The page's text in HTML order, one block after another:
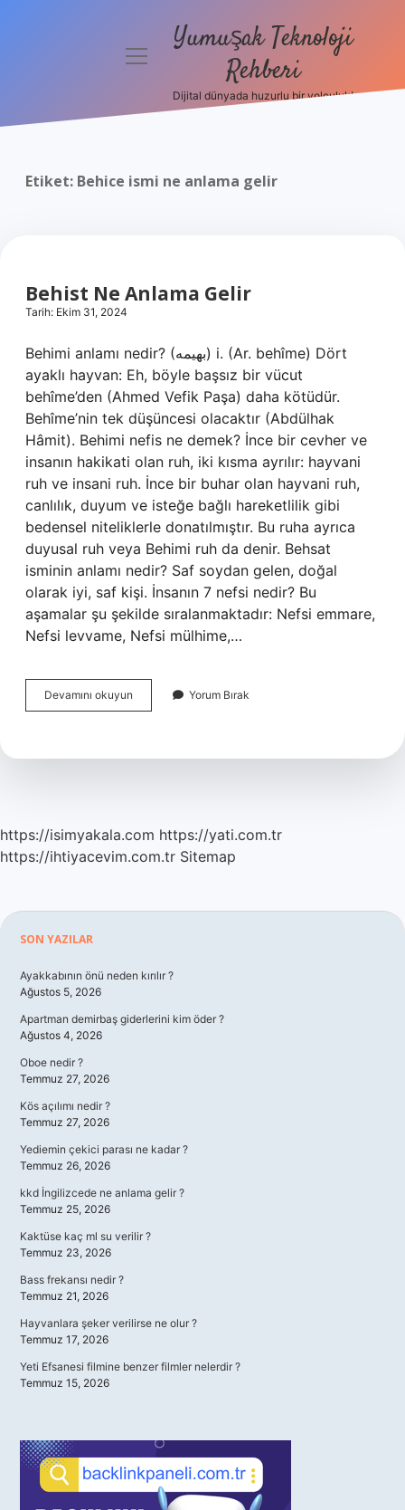
Politikası
menüyüYumuşak Teknoloji
Rehberi
Dijital dünyada huzurlu bir yolculuk!
Etiket: Behice ismi ne anlama gelir
Behist Ne Anlama Gelir
Tarih: Ekim 31, 2024
Behimi anlamı nedir? (ﺑﻬﻴﻤﻪ) i. (Ar. behîme) Dört
ayaklı hayvan: Eh, böyle başsız bir vücut
behîme’den (Ahmed Vefik Paşa) daha kötüdür.
Behîme’nin tek düşüncesi olacaktır (Abdülhak
Hâmit). Behimi nefis ne demek? İnce bir cevher ve
insanın hakikati olan ruh, iki kısma ayrılır: hayvani
ruh ve insani ruh. İnce bir buhar olan hayvani ruh,
canlılık, duyum ve isteğe bağlı hareketlilik gibi
bedensel niteliklerle donatılmıştır. Bu ruha ayrıca
duyusal ruh veya Behimi ruh da denir. Behsat
isminin anlamı nedir? Saf soydan gelen, doğal
olarak iyi, saf kişi. İnsanın 7 nefsi nedir? Bu
aşamalar şu şekilde sıralanmaktadır: Nefsi emmare,
Nefsi levvame, Nefsi mülhime,…
Devamını okuyun
Ne
Yorum Bırak
https://isimyakala.com https://yati.com.tr
https://ihtiyacevim.com.tr Sitemap
Sidebar
SON YAZILAR
Ayakkabının önü neden kırılır ?
Ağustos 5, 2026
Apartman demirbaş giderlerini kim öder ?
Ağustos 4, 2026
Oboe nedir ?
Temmuz 27, 2026
Kös açılımı nedir ?
Temmuz 27, 2026
Yediemin çekici parası ne kadar ?
Temmuz 26, 2026
kkd İngilizcede ne anlama gelir ?
Temmuz 25, 2026
Kaktüse kaç ml su verilir ?
Temmuz 23, 2026
Bass frekansı nedir ?
Temmuz 21, 2026
Hayvanlara şeker verilirse ne olur ?
Temmuz 17, 2026
Yeti Efsanesi filmine benzer filmler nelerdir ?
Temmuz 15, 2026